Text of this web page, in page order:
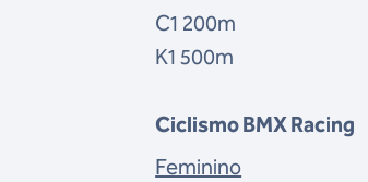
C1 200m
K1 500m
Ciclismo BMX Racing
Feminino